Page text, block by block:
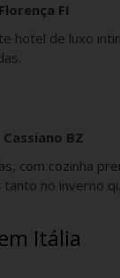
FI
hotel de luxo
BZ
com cozinha
no inverno
Itália